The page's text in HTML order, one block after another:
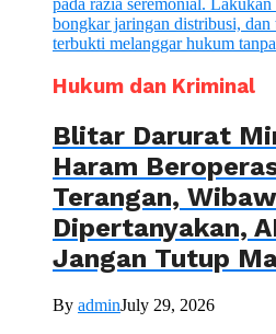
Hukum dan Kriminal
Blitar Darurat
Haram
Terangan,
Dipertanyakan,
Jangan Tutup
By adminJuly 29, 2026